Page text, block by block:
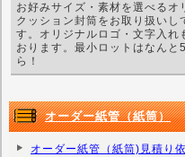
お好みサイズ・素材を選べるオ
クッション封筒をお取り扱いし
す。オリジナルロゴ・文字入れ
おります。最小ロットはなんと
ら！
オーダー紙管（紙筒）
オーダー紙管（紙筒)見積り